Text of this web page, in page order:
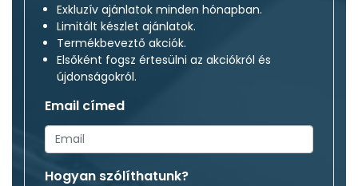
Exkluzív ajánlatok minden hónapban.
Limitált készlet ajánlatok.
Termékbeveztő akciók.
Elsőként fogsz értesülni az akciókról és
újdonságokról.
Email címed
Hogyan szólíthatunk?